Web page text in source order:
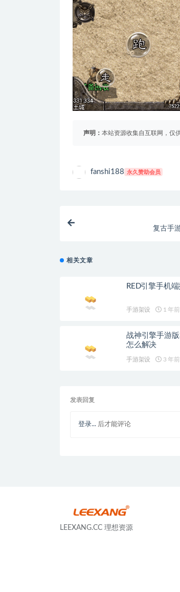
声明： 本站资源收集自互联网，仅
fanshi188 永久赞助会员
复古手
相关文章
RED引擎手机
手游架设 1 年前
战神引擎手游
怎么解决
手游架设 3 年前
发表回复
登录... 后才能评论
LEEXANG.CC 理想资源